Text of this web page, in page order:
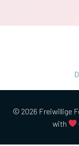
© 2026 Freiwillige
with